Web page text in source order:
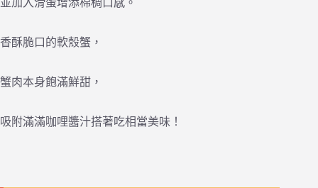
香酥脆口的軟殼蟹，
蟹肉本身飽滿鮮甜，
吸附滿滿咖哩醬汁搭著吃相當美味！